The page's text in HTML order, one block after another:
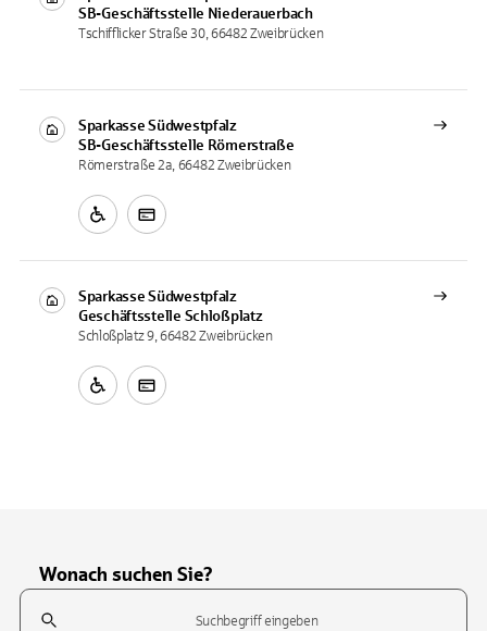
SB-Geschäftsstelle Niederauerbach
Tschifflicker Straße 30, 66482 Zweibrücken
Sparkasse Südwestpfalz
SB-Geschäftsstelle Römerstraße
Römerstraße 2a, 66482 Zweibrücken
Sparkasse Südwestpfalz
Geschäftsstelle Schloßplatz
Schloßplatz 9, 66482 Zweibrücken
Wonach suchen Sie?
Suchfeld